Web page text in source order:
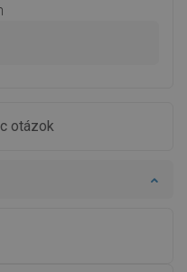
otázok